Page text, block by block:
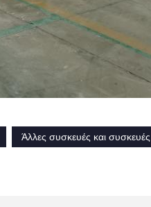
Άλλες συσκευές και